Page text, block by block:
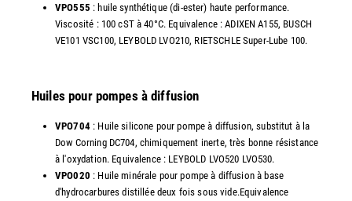
VPO555 : huile synthétique (di-ester) haute performance.
Viscosité : 100 cST à 40°C. Equivalence : ADIXEN A155, BUSCH
VE101 VSC100, LEYBOLD LVO210, RIETSCHLE Super-Lube 100.
Huiles pour pompes à diffusion
VPO704: Huile silicone pour pompe à diffusion, substitut à la
Dow Corning DC704, chimiquement inerte, très bonne résistance
à l'oxydation. Equivalence : LEYBOLD LVO520 LVO530.
VPO020 : Huile minérale pour pompe à diffusion à base
d'hydrocarbures distillée deux fois sous vide.Equivalence